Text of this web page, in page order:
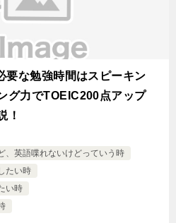
要な勉強時間はスピーキン
グ力でTOEIC200点アップ
！
、英語喋れないけどっていう時
たい時
い時